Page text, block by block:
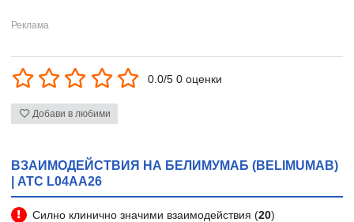
0.0/5 0 оценки
Добави в любими
ВЗАИМОДЕЙСТВИЯ НА БЕЛИМУМАБ (BELIMUMAB)
| ATC L04AA26
Силно клинично значими взаимодействия (20)